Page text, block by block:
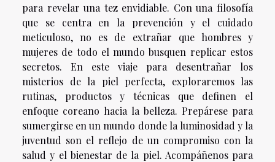
para revelar una tez envidiable. Con una filosofía
que se centra en la prevención y el cuidado
meticuloso, no es de extrañar que hombres y
mujeres de todo el mundo busquen replicar estos
secretos. En este viaje para desentrañar los
misterios de la piel perfecta, exploraremos las
rutinas, productos y técnicas que definen el
enfoque coreano hacia la belleza. Prepárese para
sumergirse en un mundo donde la luminosidad y la
juventud son el reflejo de un compromiso con la
salud y el bienestar de la piel. Acompáñenos para